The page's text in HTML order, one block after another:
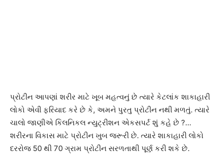
પ્રોટીન આપણાં શરીર માટે ખૂબ મહત્વનું છે ત્યારે કેટલાંક શાકાહારી
લોકો એવી ફરિયાદ કરે છે કે, અમને પુરતુ પ્રોટીન નથી મળતું. ત્યારે
ચાલો જાણીએ કિલનિકલ ન્યુટ્રીશન એકસપર્ટ શું કહે છે ?…
શરીરના વિકાસ માટે પ્રોટીન ખુબ જરૂરી છે. ત્યારે શાકાહારી લોકો
દરરોજ 50 થી 70 ગ્રામ પ્રોટીન સરળતાથી પૂર્ણ કરી શકે છે.